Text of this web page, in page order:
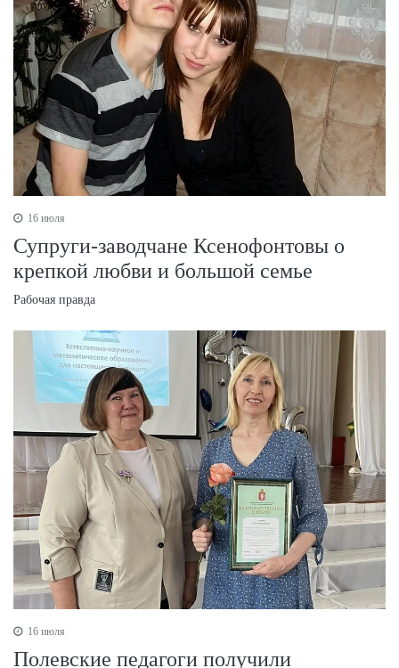
16 июля
Супруги-заводчане Ксенофонтовы о
крепкой любви и большой семье
Рабочая правда
16 июля
Полевские педагоги получили